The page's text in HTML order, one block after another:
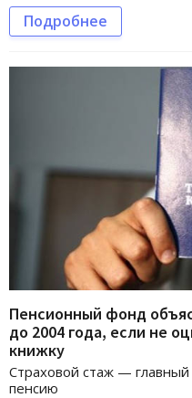
Подробнее
Пенсионный фонд
до 2004 года, если не
книжку
Страховой стаж —
пенсию